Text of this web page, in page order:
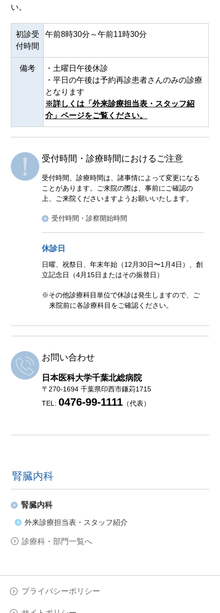
い。
初診受
付時間
午前8時30分～午前11時30分
備考
・土曜日午後休診
・平日の午後は予約再診患者さんのみの診療
となります
※詳しくは「外来診療担当表・スタッフ紹
介」ページをご覧ください。
受付時間・診療時間におけるご注意
受付時間、診療時間は、諸事情によって変更になる
ことがあります。ご来院の際は、事前にご確認の
上、ご来院くださいますようお願いいたします。
受付時間・診察開始時間
休診日
日曜、祝祭日、年末年始（12月30日〜1月4日）、創
立記念日（4月15日 またはその振替日 ）
※その他診療科目単位で休診は発生しますので、ご
来院前に各診療科目をご確認ください。
お問い合わせ
日本医科大学千葉北総病院
〒270-1694 千葉県印西市鎌苅1715
TEL:0476-99-1111 （代表）
腎臓内科
腎臓内科
外来診療担当表・スタッフ紹介
診療科・部門一覧へ
プライバシーポリシー